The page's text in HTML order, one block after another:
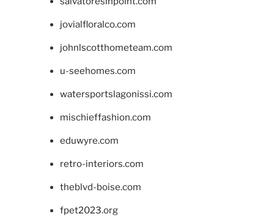
jovialfloralco.com
johnlscotthometeam.com
u-seehomes.com
watersportslagonissi.com
mischieffashion.com
eduwyre.com
retro-interiors.com
theblvd-boise.com
fpet2023.org